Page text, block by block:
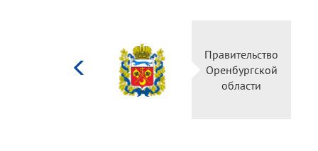
культуры
Российской
Правительство
Оренбургской
области